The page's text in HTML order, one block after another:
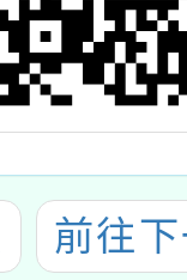
前往